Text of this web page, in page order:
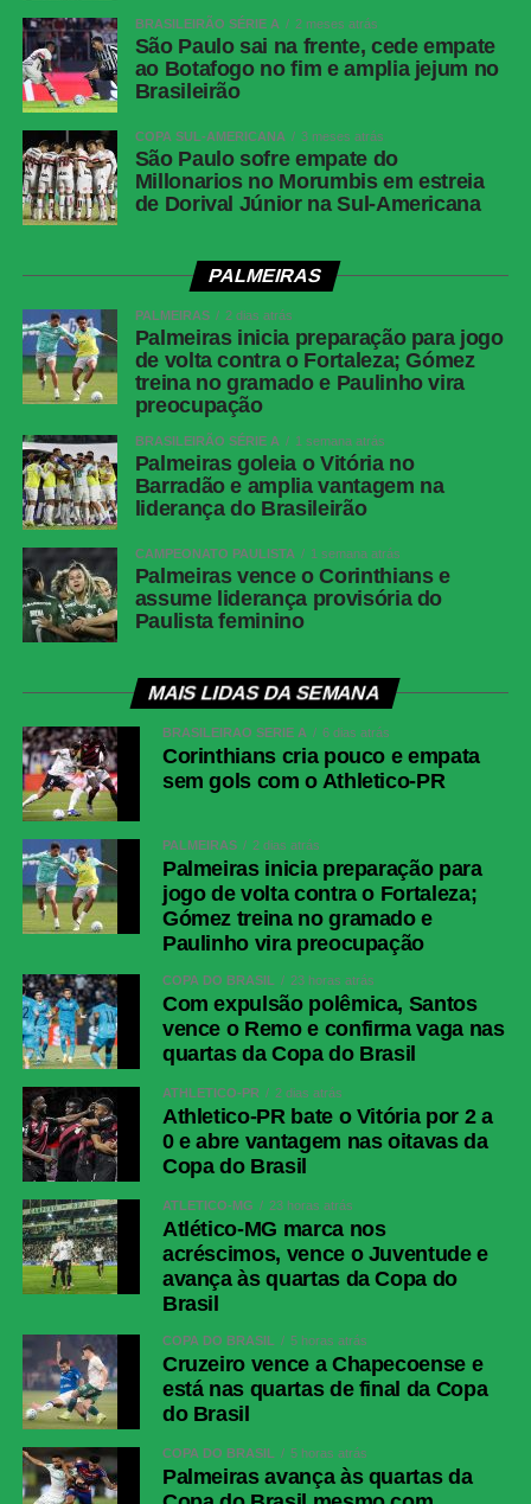
BRASILEIRÃO SÉRIE A 2 meses atrás
São Paulo sai na frente, cede empate
ao Botafogo no fim e amplia jejum no
Brasileirão
COPA SUL-AMERICANA 3 meses atrás
São Paulo sofre empate do
Millonarios no Morumbis em estreia
de Dorival Júnior na Sul-Americana
PALMEIRAS
PALMEIRAS 2 dias atrás
Palmeiras inicia preparação para jogo
de volta contra o Fortaleza; Gómez
treina no gramado e Paulinho vira
preocupação
BRASILEIRÃO SÉRIE A 1 semana atrás
Palmeiras goleia o Vitória no
Barradão e amplia vantagem na
liderança do Brasileirão
CAMPEONATO PAULISTA 1 semana atrás
Palmeiras vence o Corinthians e
assume liderança provisória do
Paulista feminino
MAIS LIDAS DA SEMANA
BRASILEIRÃO SÉRIE A 6 dias atrás
Corinthians cria pouco e empata
sem gols com o Athletico-PR
PALMEIRAS 2 dias atrás
Palmeiras inicia preparação para
jogo de volta contra o Fortaleza;
Gómez treina no gramado e
Paulinho vira preocupação
COPA DO BRASIL 23 horas atrás
Com expulsão polêmica, Santos
vence o Remo e confirma vaga nas
quartas da Copa do Brasil
ATHLETICO-PR 2 dias atrás
Athletico-PR bate o Vitória por 2 a
0 e abre vantagem nas oitavas da
Copa do Brasil
ATLÉTICO-MG 23 horas atrás
Atlético-MG marca nos
acréscimos, vence o Juventude e
avança às quartas da Copa do
Brasil
COPA DO BRASIL 5 horas atrás
Cruzeiro vence a Chapecoense e
está nas quartas de final da Copa
do Brasil
COPA DO BRASIL 5 horas atrás
Palmeiras avança às quartas da